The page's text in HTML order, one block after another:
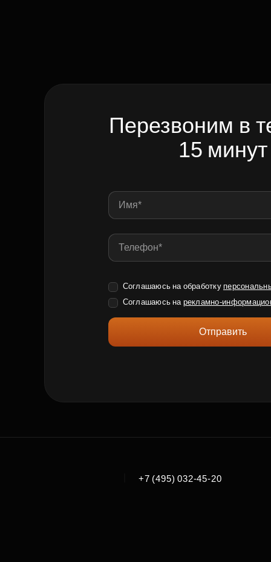
Перезвоним в
15 минут
Соглашаюсь на обработку
Соглашаюсь на рекламно-
Отправить
+7 (495) 032-45-20